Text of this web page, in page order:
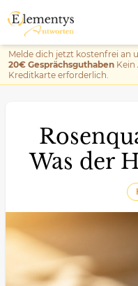
Melde dich jetzt kostenfrei an
20€ Gesprächsguthaben Kein
Kreditkarte erforderlich.
Was der